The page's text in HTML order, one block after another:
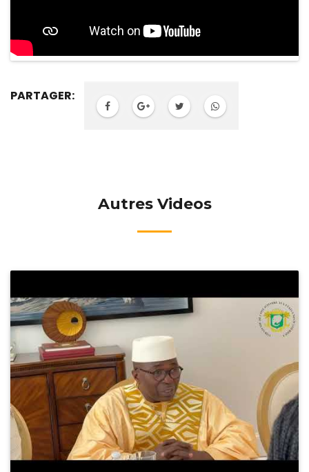
PARTAGER:
Autres Videos